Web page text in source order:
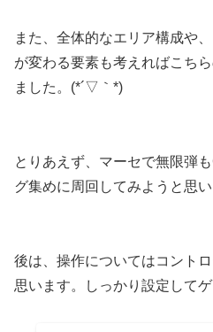
また、全体的なエリア構成や
が変わる要素も考えればこち
ました。(*´▽｀*)
とりあえず、マーセで無限弾
グ集めに周回してみようと思い
後は、操作についてはコント
思います。しっかり設定して